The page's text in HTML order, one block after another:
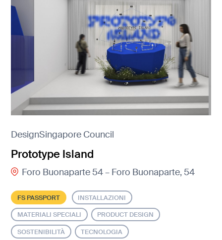
DesignSingapore Council
Prototype Island
Foro Buonaparte 54 – Foro Buonaparte, 54
FS PASSPORT INSTALLAZIONI
MATERIALI SPECIALI PRODUCT DESIGN
SOSTENIBILITÀ TECNOLOGIA